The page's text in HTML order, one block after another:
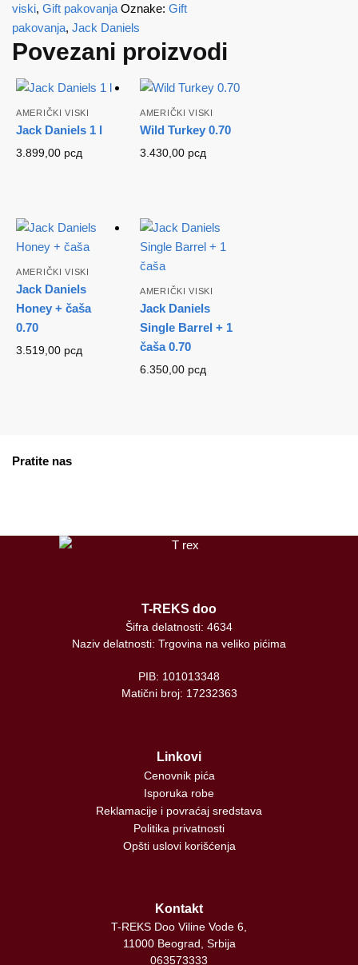
viski, Gift pakovanja Oznake: Gift
pakovanja, Jack Daniels
Povezani proizvodi
AMERIČKI VISKI
Jack Daniels 1 l
3.899,00 рсд
AMERIČKI VISKI
Wild Turkey 0.70
3.430,00 рсд
AMERIČKI VISKI
Jack Daniels
Honey + čaša
0.70
3.519,00 рсд
AMERIČKI VISKI
Jack Daniels
Single Barrel + 1
čaša 0.70
6.350,00 рсд
Pratite nas
T-REKS doo
Šifra delatnosti: 4634
Naziv delatnosti: Trgovina na veliko pićima
PIB: 101013348
Matični broj: 17232363
Linkovi
Cenovnik pića
Isporuka robe
Reklamacije i povraćaj sredstava
Politika privatnosti
Opšti uslovi korišćenja
Kontakt
T-REKS Doo Viline Vode 6,
11000 Beograd, Srbija
063573333